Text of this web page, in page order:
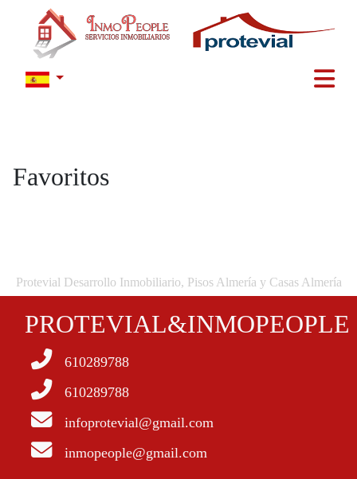
Favoritos
Protevial Desarrollo Inmobiliario, Pisos Almería y Casas Almería
PROTEVIAL&INMOPEOPLE
610289788
610289788
infoprotevial@gmail.com
inmopeople@gmail.com